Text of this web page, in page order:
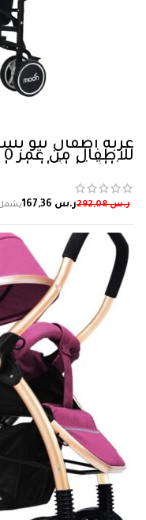
عربة اطفال نيو
مظلة قابلة للطي
الاوضاع | سلة
ر.س292,08 ر.س